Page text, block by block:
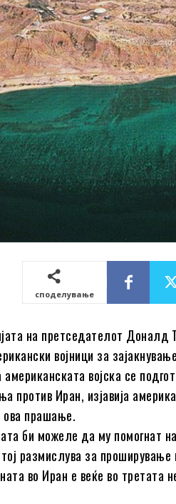
споделување
на претседателот Доналд
војници за
војска се
против Иран, изјавија
ова прашање.
би можеле да му помогнат
размислува за
во Иран е веќе во третата